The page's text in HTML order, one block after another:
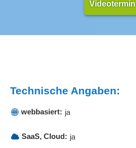
Videotermin
Technische Angaben:
webbasiert: ja
SaaS, Cloud: ja